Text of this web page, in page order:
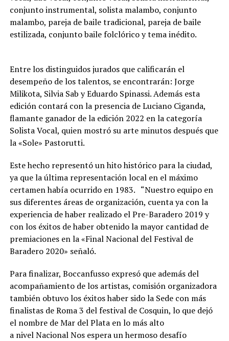
conjunto instrumental, solista malambo, conjunto
malambo, pareja de baile tradicional, pareja de baile
estilizada, conjunto baile folclórico y tema inédito.
Entre los distinguidos jurados que calificarán el
desempeño de los talentos, se encontrarán: Jorge
Milikota, Silvia Sab y Eduardo Spinassi. Además esta
edición contará con la presencia de Luciano Ciganda,
flamante ganador de la edición 2022 en la categoría
Solista Vocal, quien mostró su arte minutos después que
la «Sole» Pastorutti.
Este hecho representó un hito histórico para la ciudad,
ya que la última representación local en el máximo
certamen había ocurrido en 1983. “Nuestro equipo en
sus diferentes áreas de organización, cuenta ya con la
experiencia de haber realizado el Pre-Baradero 2019 y
con los éxitos de haber obtenido la mayor cantidad de
premiaciones en la «Final Nacional del Festival de
Baradero 2020» señaló.
Para finalizar, Boccanfusso expresó que además del
acompañamiento de los artistas, comisión organizadora
también obtuvo los éxitos haber sido la Sede con más
finalistas de Roma 3 del festival de Cosquin, lo que dejó
el nombre de Mar del Plata en lo más alto
a nivel Nacional Nos espera un hermoso desafío